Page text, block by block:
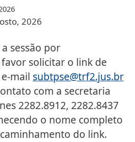
2026
sessão por
solicitar o link de
mail subtpse@trf2.jus.br
com a secretaria
2282.8912, 2282.8437
o nome completo
do link.